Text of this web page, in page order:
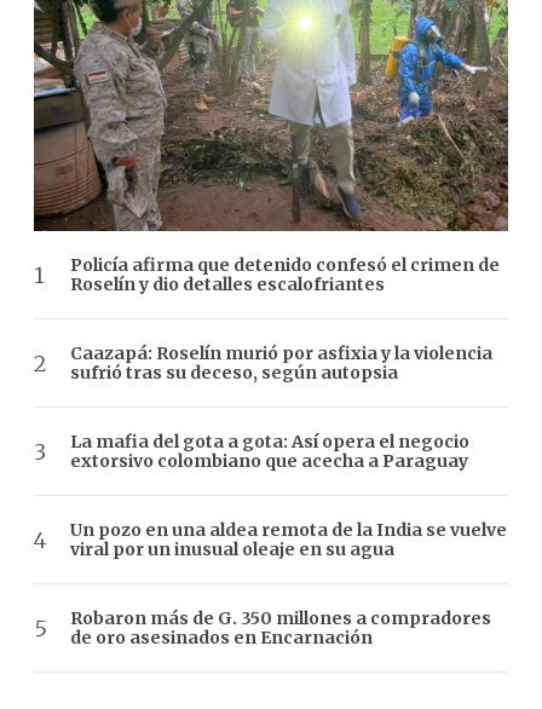
Policía afirma que detenido confesó el crimen de
Roselín y dio detalles escalofriantes
Caazapá: Roselín murió por asfixia y la violencia
sufrió tras su deceso, según autopsia
La mafia del gota a gota: Así opera el negocio
extorsivo colombiano que acecha a Paraguay
Un pozo en una aldea remota de la India se vuelve
viral por un inusual oleaje en su agua
Robaron más de G. 350 millones a compradores
de oro asesinados en Encarnación